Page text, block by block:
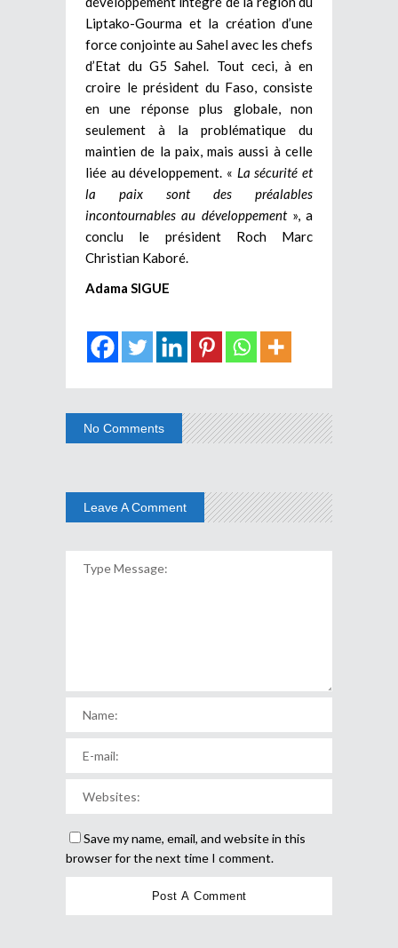
Liptako-Gourma et la création d’une
force conjointe au Sahel avec les chefs
d’Etat du G5 Sahel. Tout ceci, à en
croire le président du Faso, consiste
en une réponse plus globale, non
seulement à la problématique du
maintien de la paix, mais aussi à celle
liée au développement. « La sécurité et
la paix sont des préalables
incontournables au développement», a
conclu le président Roch Marc
Christian Kaboré.
Adama SIGUE
No Comments
Leave A Comment
Save my name, email, and website in this
browser for the next time I comment.